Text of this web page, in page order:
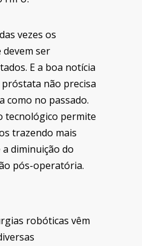
vezes os
devem ser
E a boa notícia
não precisa
como no passado.
tecnológico permite
trazendo mais
diminuição do
pós-operatória.
robóticas vêm